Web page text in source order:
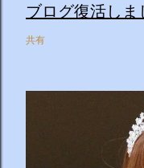
ブログ復活しま
共有